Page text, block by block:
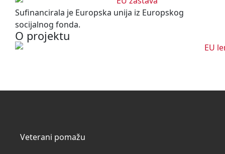
Sufinancirala je Europska unija iz Europskog
socijalnog fonda.
O projektu
Veterani pomažu